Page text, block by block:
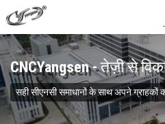
CNCYangsen - तेज़ी से
सही सीएनसी समाधानों के साथ अपने